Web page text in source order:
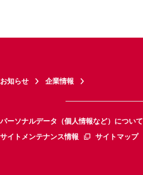
お知らせ 企業情報
パーソナルデータ（個人情報など）について
サイトメンテナンス情報
サイトマップ